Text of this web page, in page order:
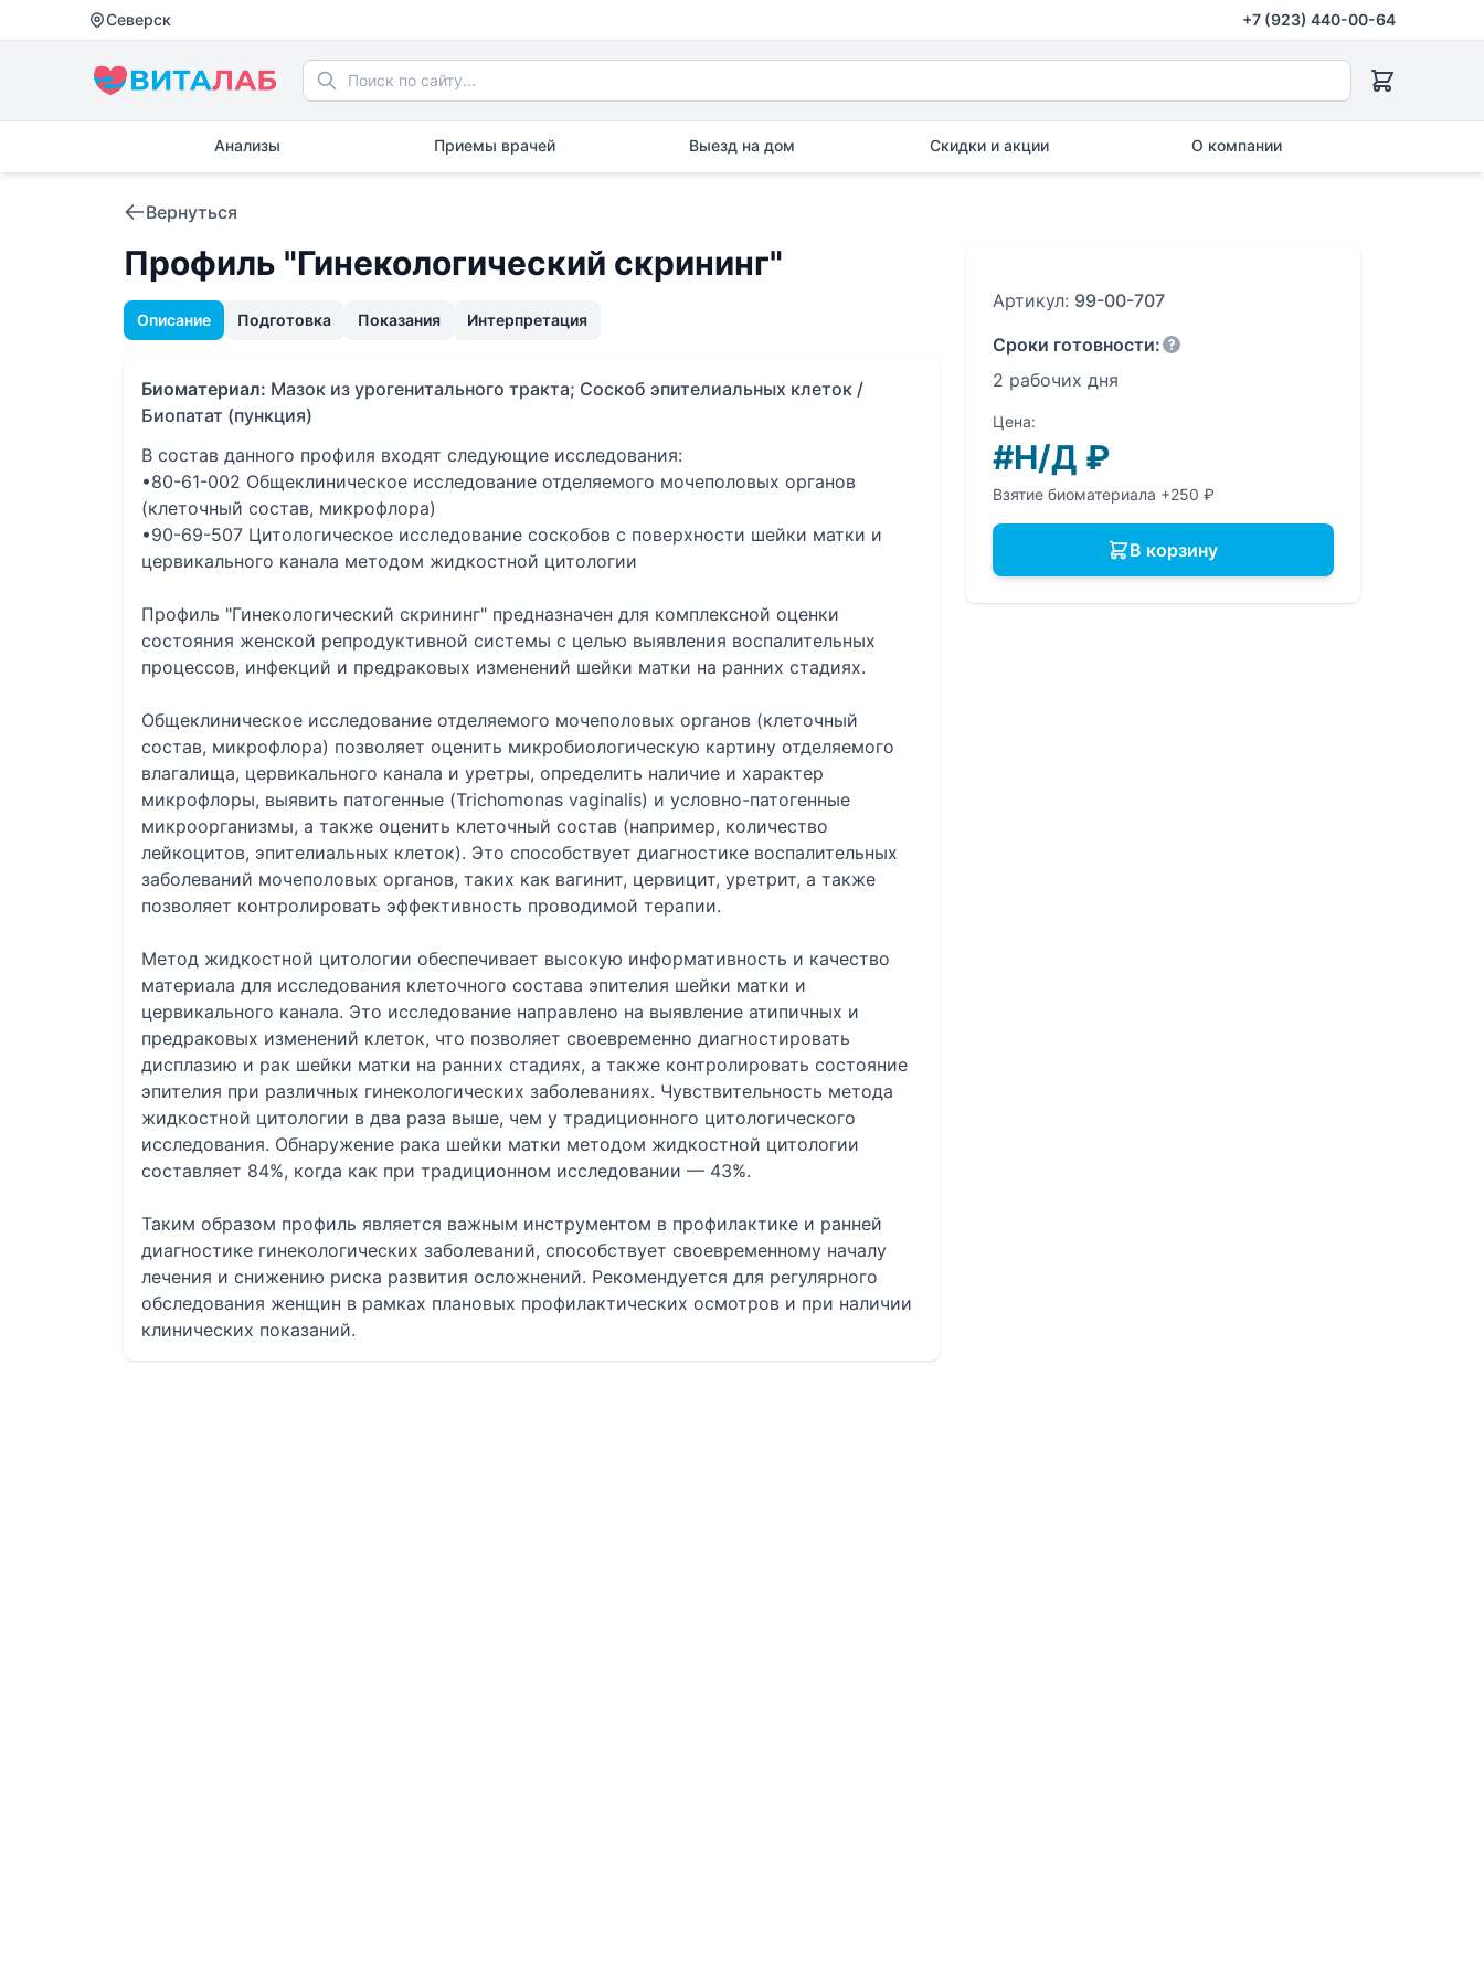
Северск +7 (923) 440-00-64
Анализы Приемы врачей Выезд на дом Скидки и акции О компании
Вернуться
Профиль "Гинекологический скрининг"
Описание Подготовка Показания Интерпретация
Биоматериал: Мазок из урогенитального тракта; Соскоб эпителиальных клеток /
Биопатат (пункция)
В состав данного профиля входят следующие исследования:
•80-61-002 Общеклиническое исследование отделяемого мочеполовых органов
(клеточный состав, микрофлора)
•90-69-507 Цитологическое исследование соскобов с поверхности шейки матки и
цервикального канала методом жидкостной цитологии
Профиль "Гинекологический скрининг" предназначен для комплексной оценки
состояния женской репродуктивной системы с целью выявления воспалительных
процессов, инфекций и предраковых изменений шейки матки на ранних стадиях.
Общеклиническое исследование отделяемого мочеполовых органов (клеточный
состав, микрофлора) позволяет оценить микробиологическую картину отделяемого
влагалища, цервикального канала и уретры, определить наличие и характер
микрофлоры, выявить патогенные (Trichomonas vaginalis) и условно-патогенные
микроорганизмы, а также оценить клеточный состав (например, количество
лейкоцитов, эпителиальных клеток). Это способствует диагностике воспалительных
заболеваний мочеполовых органов, таких как вагинит, цервицит, уретрит, а также
позволяет контролировать эффективность проводимой терапии.
Метод жидкостной цитологии обеспечивает высокую информативность и качество
материала для исследования клеточного состава эпителия шейки матки и
цервикального канала. Это исследование направлено на выявление атипичных и
предраковых изменений клеток, что позволяет своевременно диагностировать
дисплазию и рак шейки матки на ранних стадиях, а также контролировать состояние
эпителия при различных гинекологических заболеваниях. Чувствительность метода
жидкостной цитологии в два раза выше, чем у традиционного цитологического
исследования. Обнаружение рака шейки матки методом жидкостной цитологии
составляет 84%, когда как при традиционном исследовании — 43%.
Таким образом профиль является важным инструментом в профилактике и ранней
диагностике гинекологических заболеваний, способствует своевременному началу
лечения и снижению риска развития осложнений. Рекомендуется для регулярного
обследования женщин в рамках плановых профилактических осмотров и при наличии
клинических показаний.
Артикул: 99-00-707
Сроки готовности:
2 рабочих дня
Цена:
#Н/Д ₽
Взятие биоматериала +250 ₽
В корзину